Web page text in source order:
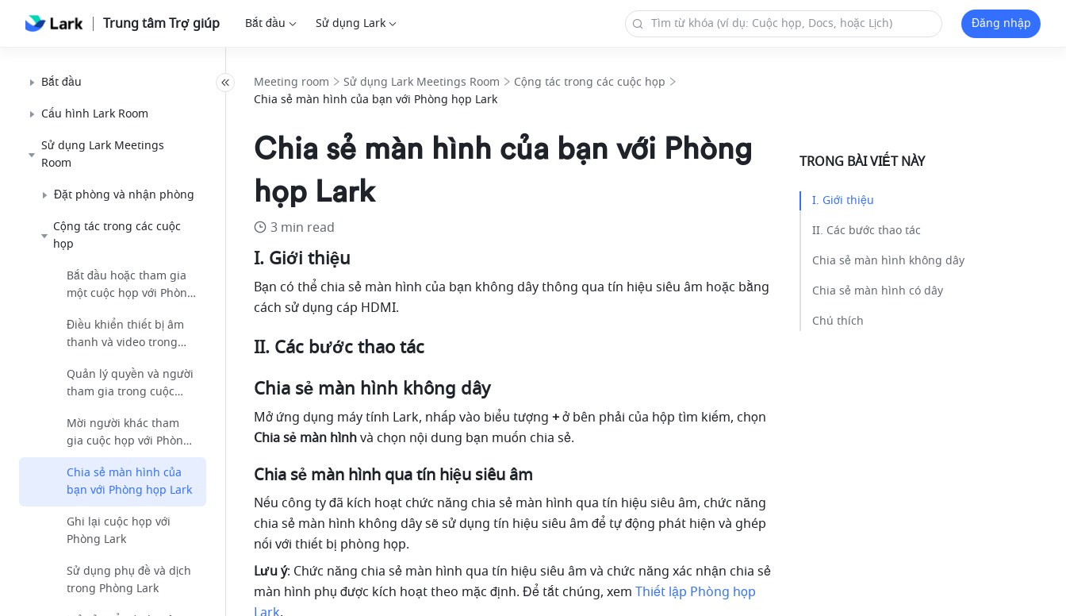
Trung tâm Trợ giúp Bắt đầu Sử dụng Lark Đăng nhập
Bắt đầu
Cấu hình Lark Room
Sử dụng Lark Meetings
Room
Đặt phòng và nhận phòng
Cộng tác trong các cuộc
họp
Bắt đầu hoặc tham gia
một cuộc họp với Phòng
Điều khiển thiết bị âm
thanh và video trong
Quản lý quyền và người
tham gia trong cuộc
Mời người khác tham
gia cuộc họp với Phòng
Lark
Chia sẻ màn hình của
bạn với Phòng họp Lark
Ghi lại cuộc họp với
Phòng Lark
Sử dụng phụ đề và dịch
trong Phòng Lark
Meeting room Sử dụng Lark Meetings Room
Cộng tác trong các cuộc họp
Chia sẻ màn hình của bạn với Phòng họp Lark
Chia sẻ màn hình của bạn với Phòng
họp Lark
3 min read
I. Giới thiệu
Bạn có thể chia sẻ màn hình của bạn không dây thông qua tín hiệu siêu âm hoặc bằng
cách sử dụng cáp HDMI.
II. Các bước thao tác
Chia sẻ màn hình không dây
Mở ứng dụng máy tính Lark, nhấp vào biểu tượng +
Chia sẻ màn hình và chọn nội dung bạn muốn chia sẻ.
Chia sẻ màn hình qua tín hiệu siêu âm
Nếu công ty đã kích hoạt chức năng chia sẻ màn hình qua tín hiệu siêu âm, chức năng
chia sẻ màn hình không dây sẽ sử dụng tín hiệu siêu âm để tự động phát hiện và ghép
nối với thiết bị phòng họp.
Lưu ý: Chức năng chia sẻ màn hình qua tín hiệu siêu âm và chức năng xác nhận chia sẻ
màn hình phụ được kích hoạt theo mặc định. Để tắt chúng, xem Thiết lập Phòng họp
TRONG BÀI VIẾT NÀY
I. Giới thiệu ​
II. Các bước thao tác​
Chia sẻ màn hình không dây ​
Chia sẻ màn hình có dây ​
Chú thích ​